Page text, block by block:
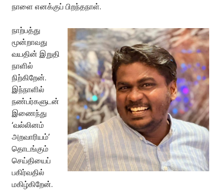
நாளை எனக்குப் பிறந்தநாள்.
நாற்பத்து
மூன்றாவது
வயதின் இறுதி
நாளில்
நிற்கிறேன்.
இந்நாளில்
நண்பர்களுடன்
இணைந்து
‘வல்லினம்
அறவாரியம்’
தொடங்கும்
செய்தியைப்
பகிர்வதில்
மகிழ்கிறேன்.